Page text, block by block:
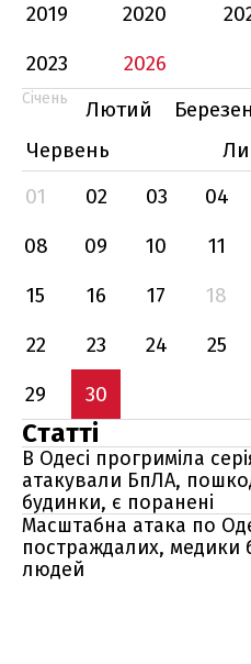
2019
2020
2023
2026
Січень Лютий
Червень
01 02 03 04
08
09 10 11
15
16 17 18
22
23 24 25
29
30
Статті
В Одесі прогриміла
атакували БпЛА,
будинки, є поранені
Масштабна атака по
постраждалих, медики
людей